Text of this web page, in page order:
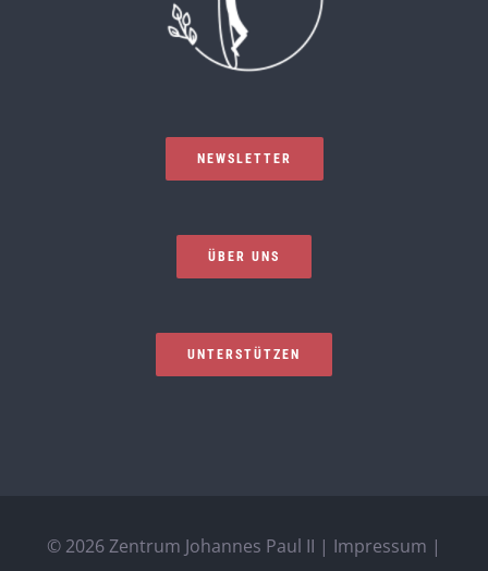
NEWSLETTER
ÜBER UNS
UNTERSTÜTZEN
© 2026 Zentrum Johannes Paul II | Impressum |